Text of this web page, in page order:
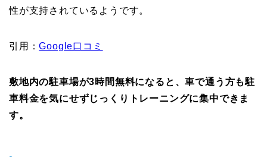
性が支持されているようです。
引用：Google口コミ
敷地内の駐車場が3時間無料になると、車で通う方も駐
車料金を気にせずじっくりトレーニングに集中できま
す。